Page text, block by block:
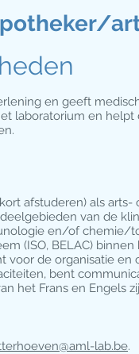
en geeft
laboratorium en
afstuderen) als
van de
en/of chemie/
(ISO, BELAC)
voor de organisatie en
bent
het Frans en Engels
lab.be.